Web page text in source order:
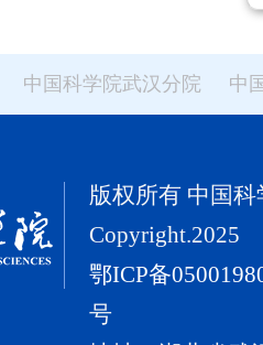
中国科学院武汉分院 中
版权所有 中国
Copyright.2025
鄂ICP备
号